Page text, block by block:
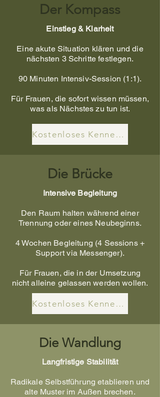
Der Kompass
Einstieg & Klarheit
Eine akute Situation klären und die
nächsten 3 Schritte festlegen.
90 Minuten Intensiv-Session (1:1).
Für Frauen, die sofort wissen müssen,
was als Nächstes zu tun ist.
Kostenloses Kennenlernen
Die Brücke
Intensive Begleitung
Den Raum halten während einer
Trennung oder eines Neubeginns.
4 Wochen Begleitung (4 Sessions +
Support via Messenger).
Für Frauen, die in der Umsetzung
nicht alleine gelassen werden wollen.
Kostenloses Kennenlernen
Die Wandlung
Langfristige Stabilität
Radikale Selbstführung etablieren und
alte Muster im Außen brechen.